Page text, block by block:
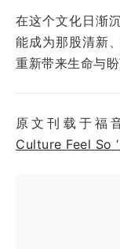
在这个文化日渐
能成为那股清新
重新带来生命与盼
原文刊载于福
Culture Feel So